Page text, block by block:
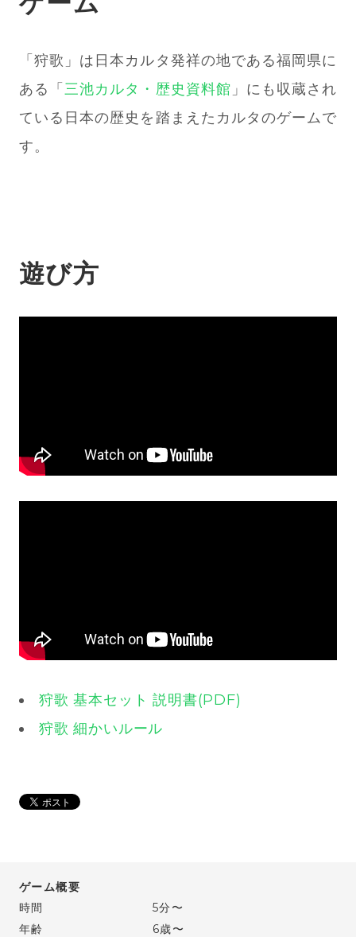
「狩歌」は日本カルタ発祥の地である福岡県に
ある「三池カルタ・歴史資料館 」にも収蔵され
ている日本の歴史を踏まえたカルタのゲームで
す。
遊び方
狩歌 基本セット 説明書(PDF)
狩歌 細かいルール
ゲーム概要
時間
5分〜
年齢
6歳〜